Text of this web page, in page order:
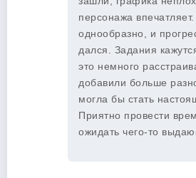
персонажа
однообразно, и
дался. Задания
это немного
добавили больше
могла бы стать
Приятно провести
ожидать чего-то